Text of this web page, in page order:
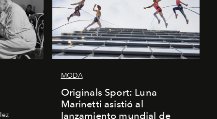
MODA
Originals Sport: Luna
Marinetti asistió al
lanzamiento mundial de